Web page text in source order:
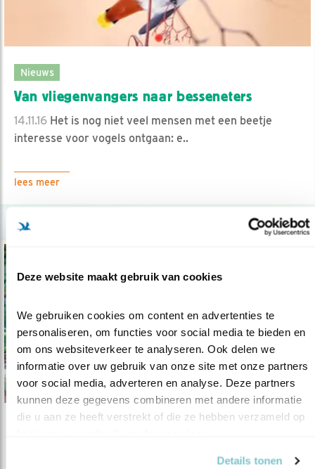
Deze website maakt gebruik van cookies
We gebruiken cookies om content en advertenties te
personaliseren, om functies voor social media te bieden en
om ons websiteverkeer te analyseren. Ook delen we
informatie over uw gebruik van onze site met onze partners
voor social media, adverteren en analyse. Deze partners
kunnen deze gegevens combineren met andere informatie
die u aan ze heeft verstrekt of die ze hebben verzameld op
Details tonen
Nieuws
Van vliegenvangers naar besseneters
14.11.16 Het is nog niet veel mensen met een beetje
interesse voor vogels ontgaan: e..
lees meer